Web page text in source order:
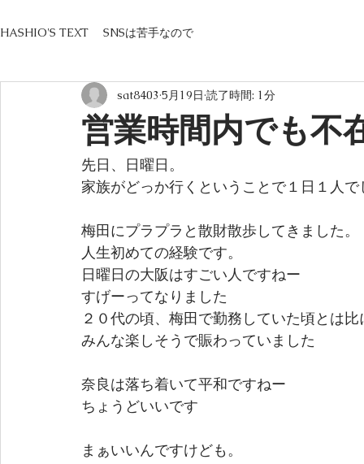
HASHIO'S TEXT SNSは苦手なので
営業時間内でも不
sat8403 5月19日 読了時間: 1分
先日、日曜日。
家族がどっか行くということで１日１人で
梅田にプラプラと散財散歩してきました。
人生初めての経験です。
日曜日の大阪はすごい人ですねー
すげーってなりました
２０代の頃、梅田で勤務していた頃とは
みんな楽しそうで賑わっていました
奈良は落ち着いて平和ですねー
ちょうどいいです
まぁいいんですけども。